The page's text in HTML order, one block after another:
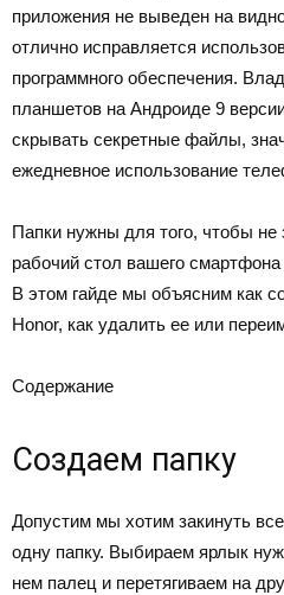
приложения не выведен на
отлично исправляется
программного обеспечения.
планшетов на Андроиде 9
скрывать секретные файлы,
ежедневное использование
Папки нужны для того, чтобы
рабочий стол вашего
В этом гайде мы объясним как
Honor, как удалить ее или
Содержание
Создаем папку
Допустим мы хотим закинуть
одну папку. Выбираем ярлык
нем палец и перетягиваем на